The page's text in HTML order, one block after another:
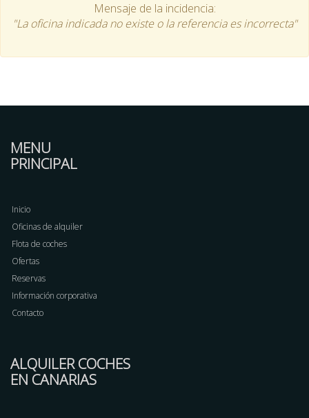
Mensaje de la incidencia:
"La oficina indicada no existe o la referencia es incorrecta"
MENU
PRINCIPAL
Inicio
Oficinas de alquiler
Flota de coches
Ofertas
Reservas
Información corporativa
Contacto
ALQUILER COCHES
EN CANARIAS